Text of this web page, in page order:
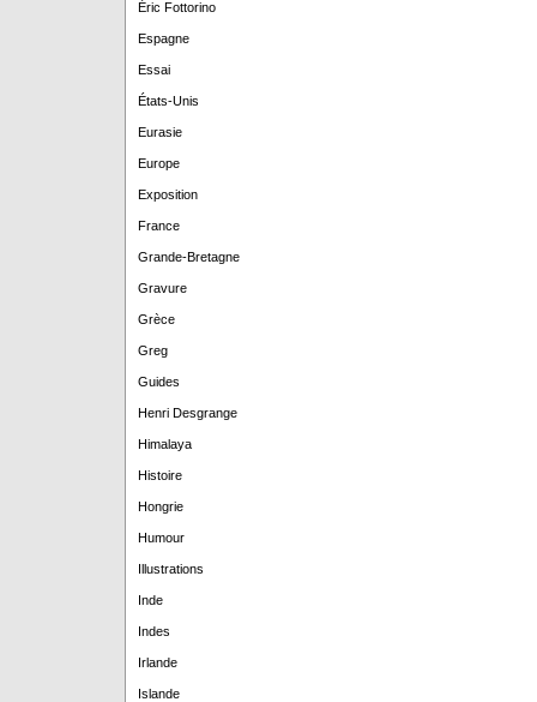
Éric Fottorino
Espagne
Essai
États-Unis
Eurasie
Europe
Exposition
France
Grande-Bretagne
Gravure
Grèce
Greg
Guides
Henri Desgrange
Himalaya
Histoire
Hongrie
Humour
Illustrations
Inde
Indes
Irlande
Islande